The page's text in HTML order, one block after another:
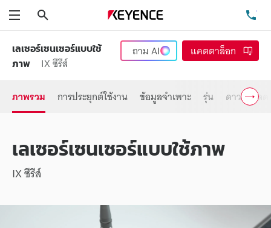
เลเซอร์เซนเซอร์แบบใช้
ภาพ
IX ซีรีส์
ถามAI แคตตาล็อก
ภาพรวม การประยุกต์ใช้งาน ข้อมูลจำเพาะ รุ่น ดาวน์โหลด
เลเซอร์เซนเซอร์แบบใช้ภาพ
IX ซีรีส์